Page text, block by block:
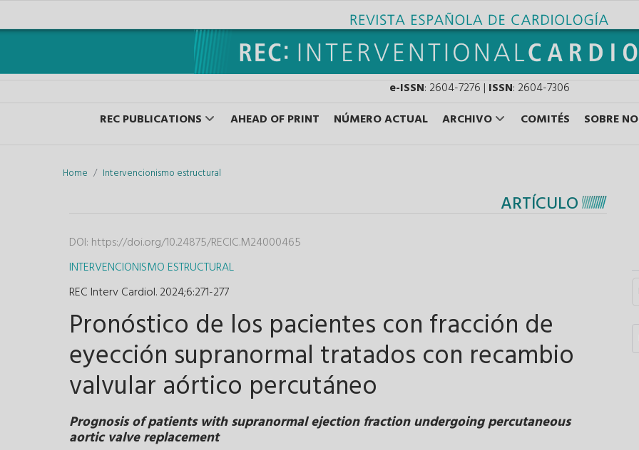
e-ISSN: 2604-7276 | ISSN: 2604-7306
REC PUBLICATIONS
AHEAD OF PRINT NÚMERO ACTUAL ARCHIVO COMITÉS SOBRE
Home Intervencionismo estructural
ARTÍCULO
DOI: https://doi.org/10.24875/RECIC.M24000465
INTERVENCIONISMO ESTRUCTURAL
REC Interv Cardiol. 2024;6:271-277
Pronóstico de los pacientes con fracción de
eyección supranormal tratados con recambio
valvular aórtico percutáneo
Prognosis of patients with supranormal ejection fraction undergoing percutaneous
aortic valve replacement